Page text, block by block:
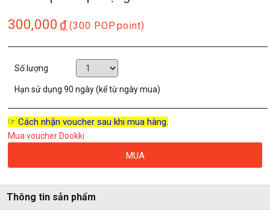
300,000 đ (300 POP point)
Số lượng
Hạn sử dụng90 ngày (kể từ ngày mua)
☞ Cách nhận voucher sau khi mua hàng.
Mua voucher Dookki
MUA
Thông tin sản phẩm